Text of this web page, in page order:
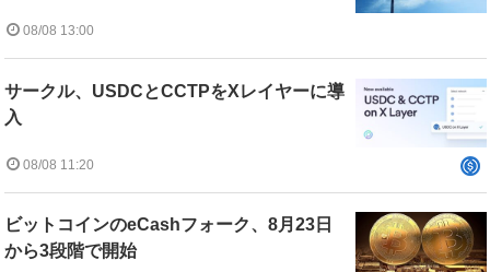
08/08 13:00
サークル、USDCとCCTPをXレイヤーに導
入
08/08 11:20
ビットコインのeCashフォーク、8月23日
から3段階で開始